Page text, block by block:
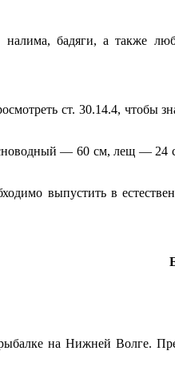
бадяги, а также
ст. 30.14.4, чтобы
— 60 см, лещ — 24
выпустить в
на Нижней Волге.